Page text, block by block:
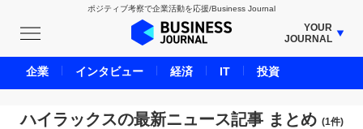
ポジティブ考察で企業活動を応援/Business Journal
YOUR
JOURNAL
BUSINESS JOURNAL
UNICORN JOURNAL
CARBON CREDITS JOURNAL
ハイラックスの最新ニュース記事 まとめ (1件)
企業 インタビュー 経済 IT 投資